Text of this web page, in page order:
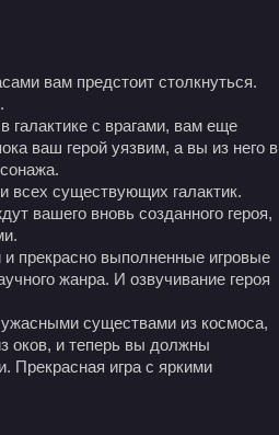
вам предстоит столкнуться.
галактике с врагами, вам еще
ваш герой уязвим, а вы из него в
всех существующих галактик.
вашего вновь созданного героя,
прекрасно выполненные игровые
жанра. И озвучивание героя
существами из космоса,
оков, и теперь вы должны
Прекрасная игра с яркими